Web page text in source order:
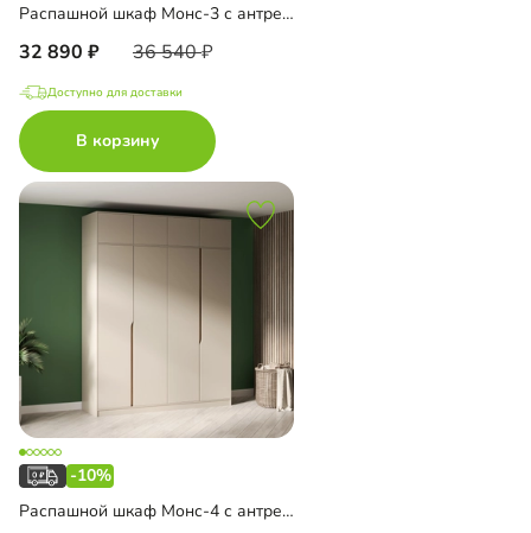
Распашной шкаф Монс-3 с антресолью
32 890 36 540
Доступно для доставки
В корзину
-10%
Распашной шкаф Монс-4 с антресолью